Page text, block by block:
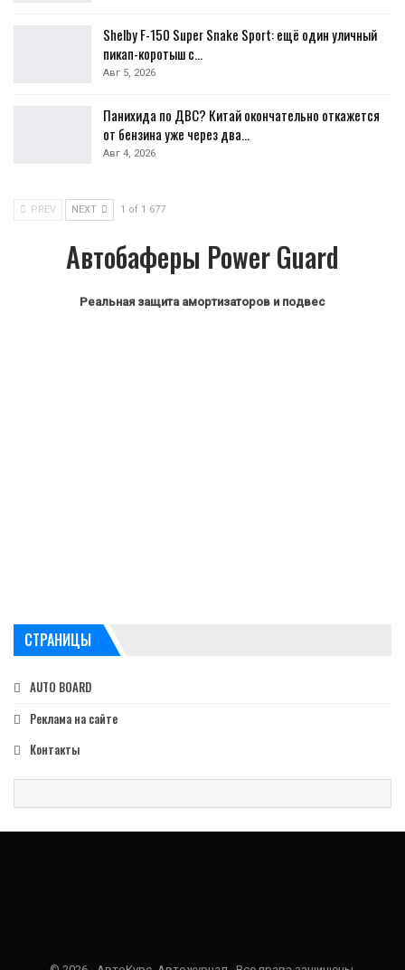
Shelby F-150 Super Snake Sport: ещё один уличный
пикап-коротыш с…
Авг 5, 2026
Панихида по ДВС? Китай окончательно откажется
от бензина уже через два…
Авг 4, 2026
PREV NEXT 1 of 1 677
Автобаферы Power Guard
Реальная защита амортизаторов и подвес
СТРАНИЦЫ
AUTO BOARD
Реклама на сайте
Контакты